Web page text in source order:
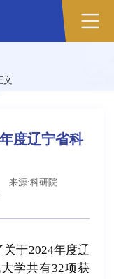
文
度辽宁省科
来源:科研院
于2024年度辽
学共有32项获